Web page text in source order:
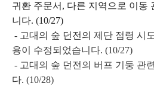
귀환 주문서, 다른 지역으로 이동
니다. (10/27)
- 고대의 숲 던전의 제단 점령 시
용이 수정되었습니다. (10/27)
- 고대의 숲 던전의 버프 기둥 관
다. (10/28)